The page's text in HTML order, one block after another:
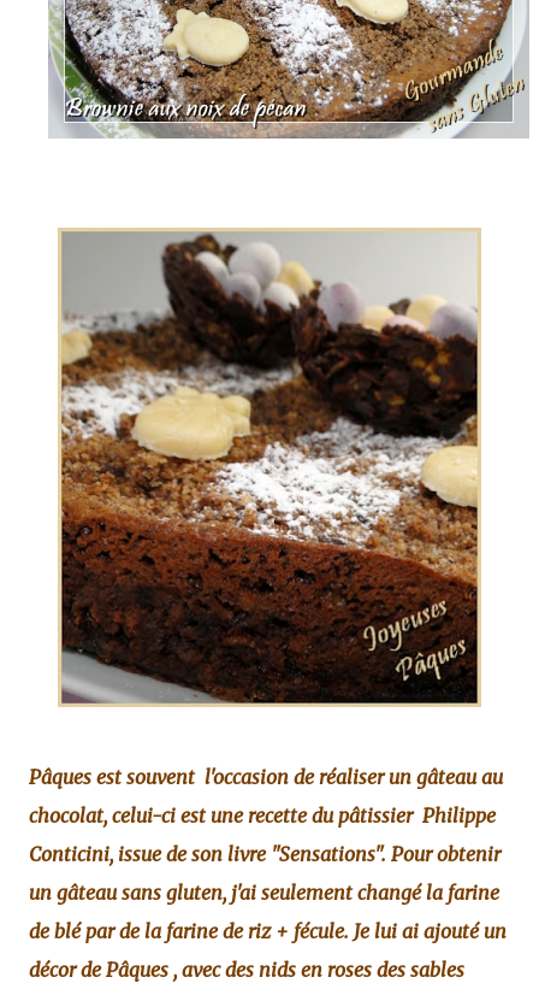
Pâques est souvent l'occasion de réaliser un gâteau au
chocolat, celui-ci est une recette du pâtissier Philippe
Conticini, issue de son livre "Sensations". Pour obtenir
un gâteau sans gluten, j'ai seulement changé la farine
de blé par de la farine de riz + fécule. Je lui ai ajouté un
décor de Pâques , avec des nids en roses des sables